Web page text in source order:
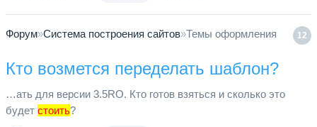
12
Форум»Система построения сайтов»Темы оформления
Кто возмется переделать шаблон?
…ать для версии 3.5RO. Кто готов взяться и сколько это
будет стоить?